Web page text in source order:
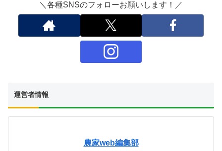
＼各種SNSのフォローお願いします！／
運営者情報
農家web編集部